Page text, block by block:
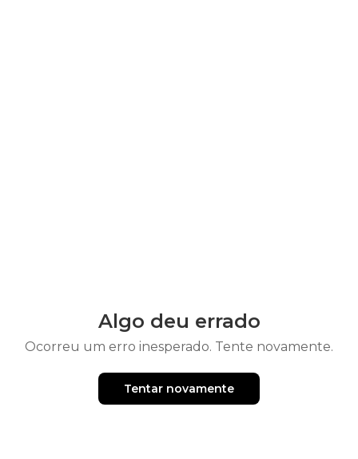
Algo deu errado
Ocorreu um erro inesperado. Tente novamente.
Tentar novamente